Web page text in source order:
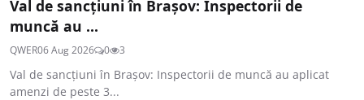
Val de sancțiuni în Brașov: Inspectorii de
muncă au ...
QWER06 Aug 2026 0 3
Val de sancțiuni în Brașov: Inspectorii de muncă au aplicat
amenzi de peste 3...